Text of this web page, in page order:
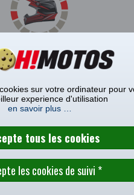
EN COURS DE
et mieux profiter de
grip, distance de
sur votre ordinateur pour
experience d'utilisation
en savoir plus …